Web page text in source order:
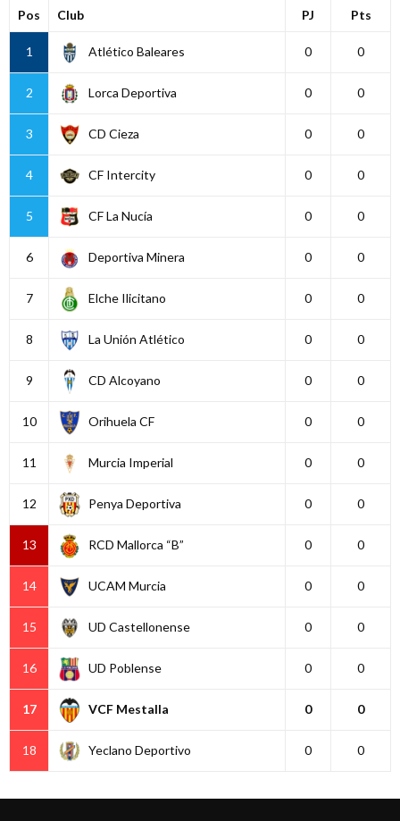
Pos Club PJ Pts
1 Atlético Baleares 0 0
2 Lorca Deportiva 0 0
3 CD Cieza 0 0
4 CF Intercity 0 0
5 CF La Nucía 0 0
6 Deportiva Minera 0 0
7 Elche Ilicitano 0 0
8 La Unión Atlético 0 0
9 CD Alcoyano 0 0
10 Orihuela CF 0 0
11 Murcia Imperial 0 0
12 Penya Deportiva 0 0
13 RCD Mallorca “B” 0 0
14 UCAM Murcia 0 0
15 UD Castellonense 0 0
16 UD Poblense 0 0
17 VCF Mestalla 0 0
18 Yeclano Deportivo 0 0